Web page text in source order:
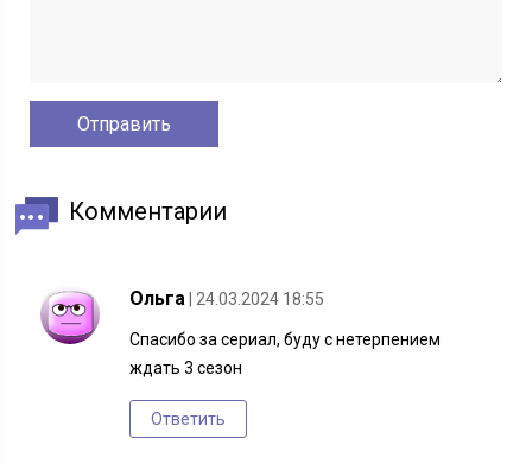
Комментарии
Ольга | 24.03.2024 18:55
Спасибо за сериал, буду с нетерпением
ждать 3 сезон
Ответить